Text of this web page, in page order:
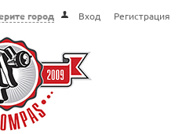
город Вход Регистрация